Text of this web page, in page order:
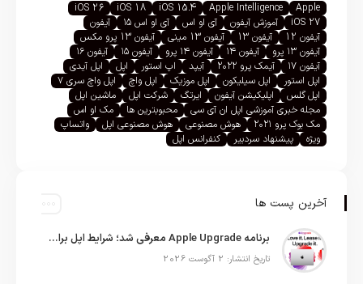
Apple
Apple Intelligence
iOS 15.4
iOS 18
iOS 26
iOS 27
آموزش آیفون آی او اس آی او اس ۱۵
آیفون
آیفون 12
آیفون 13 آیفون 13 مینی
آیفون 13 پرو مکس
آیفون ۱۳ پرو
آیفون ۱۴ آیفون ۱۴ پرو آیفون ۱۵
آیفون ۱۶
آیفون ۱۷
آیمک پرو ۲۰۲۲ آیپد اپ استور اپل
اپل آیدی
اپل استور
اپل سیلیکون اپل موزیک اپل واچ
اپل واچ سری ۷
اپل گلس
اپلیکیشن آیفون ایرتگ شرکت اپل
ماشین اپل
مجله خبری آموزشی اپل ان آی سی
محبوبترین ها
مک او اس
مک بوک پرو ۲۰۲۱
هوش مصنوعی هوش مصنوعی اپل
واتساپ
ویژه
پیشنهاد سردبیر کنفرانس اپل
آخرین پست ها
برنامه Apple Upgrade معرفی شد؛ شرایط اپل برای اجاره آیفون، آیپد، مک و اپل واچ
تاریخ انتشار: 2 آگوست 2026